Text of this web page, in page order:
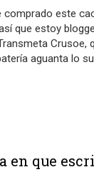
comprado este
que estoy
Crusoe,
aguanta lo
en que